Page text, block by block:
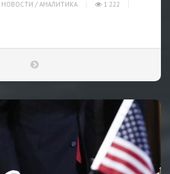
НОВОСТИ / АНАЛИТИКА
1 222